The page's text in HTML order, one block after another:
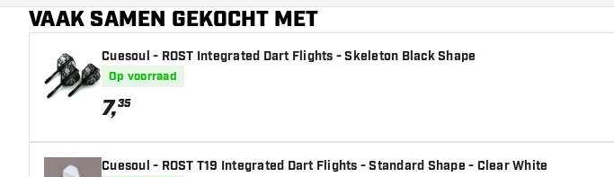
VAAK SAMEN GEKOCHT MET
Cuesoul - ROST Integrated Dart Flights - Skeleton Black Shape
Op voorraad
7,35
Cuesoul - ROST T19 Integrated Dart Flights - Standard Shape - Clear White